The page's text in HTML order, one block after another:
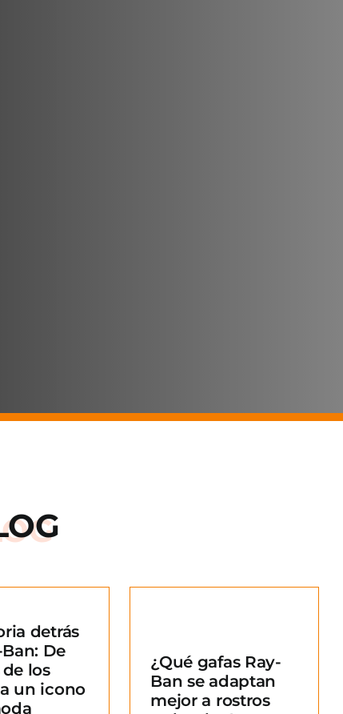
detrás
De
de los
un icono
gafas Ray-
se adaptan
a rostros
¿Qué gafas Ray-
Ban se adaptan
mejor a rostros